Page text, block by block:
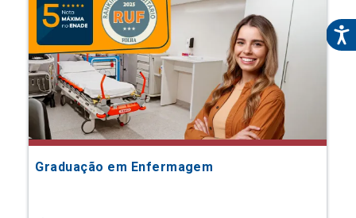
Graduação em Enfermagem